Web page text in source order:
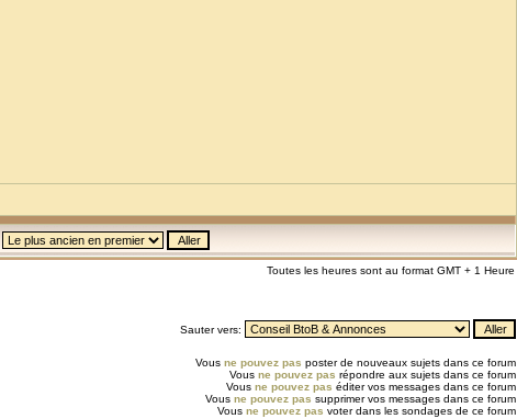
Toutes les heures sont au format GMT + 1 Heure
Sauter vers:
Vous ne pouvez pas poster de nouveaux sujets dans ce forum
Vous ne pouvez pas répondre aux sujets dans ce forum
Vous ne pouvez pas éditer vos messages dans ce forum
Vous ne pouvez pas supprimer vos messages dans ce forum
Vous ne pouvez pas voter dans les sondages de ce forum